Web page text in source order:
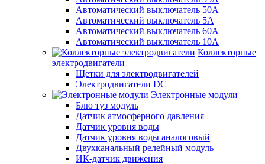
Автоматический выключатель 50А
Автоматический выключатель 5А
Автоматический выключатель 60А
Автоматический выключатель 10А
Коллекторные
электродвигатели
Щетки для электродвигателей
Электродвигатели DC
Электронные модули
Блю туз модуль
Датчик атмосферного давления
Датчик уровня воды
Датчик уровня воды аналоговый
Двухканальный релейный модуль
ИК-датчик движения